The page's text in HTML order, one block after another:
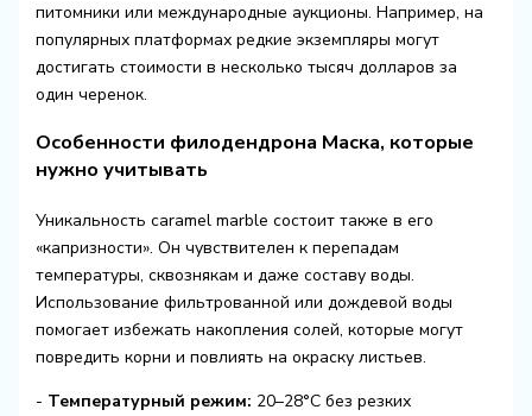
питомники или международные аукционы. Например, на
популярных платформах редкие экземпляры могут
достигать стоимости в несколько тысяч долларов за
один черенок.
Особенности филодендрона Маска, которые
нужно учитывать
Уникальность caramel marble состоит также в его
«капризности». Он чувствителен к перепадам
температуры, сквознякам и даже составу воды.
Использование фильтрованной или дождевой воды
помогает избежать накопления солей, которые могут
повредить корни и повлиять на окраску листьев.
- Температурный режим: 20–28°C без резких